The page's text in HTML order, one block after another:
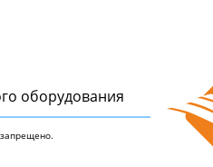
оборудования